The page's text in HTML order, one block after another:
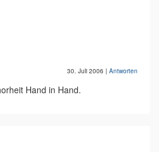
30. Juli 2006 | Antworten
Hand in Hand.